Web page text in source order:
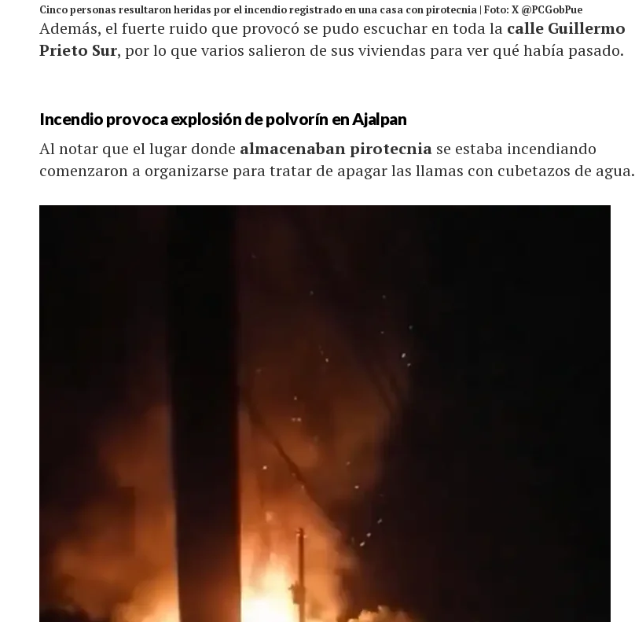
Cinco personas resultaron heridas por el incendio registrado en una casa con pirotecnia | Foto: X @PCGobPue
Además, el fuerte ruido que provocó se pudo escuchar en toda la calle Guillermo
Prieto Sur, por lo que varios salieron de sus viviendas para ver qué había pasado.
Incendio provoca explosión de polvorín en Ajalpan
Al notar que el lugar donde almacenaban pirotecnia se estaba incendiando
comenzaron a organizarse para tratar de apagar las llamas con cubetazos de agua.